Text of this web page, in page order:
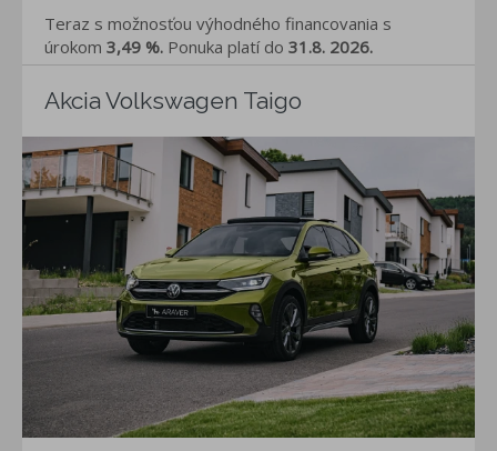
Teraz s možnosťou výhodného financovania s
úrokom 3,49 %. Ponuka platí do 31.8. 2026.
Akcia Volkswagen Taigo